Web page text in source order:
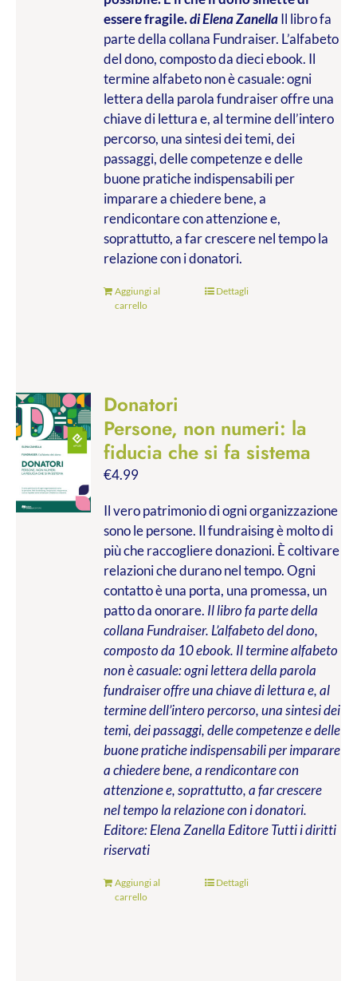
essere fragile.di Elena ZanellaIl libro fa
parte della collana Fundraiser. L’alfabeto
del dono, composto da dieci ebook. Il
termine alfabeto non è casuale: ogni
lettera della parola fundraiser offre una
chiave di lettura e, al termine dell’intero
percorso, una sintesi dei temi, dei
passaggi, delle competenze e delle
buone pratiche indispensabili per
imparare a chiedere bene, a
rendicontare con attenzione e,
soprattutto, a far crescere nel tempo la
relazione con i donatori.
Aggiungi al
carrello
Dettagli
Donatori
Persone, non numeri: la
fiducia che si fa sistema
€4.99
Il vero patrimonio di ogni organizzazione
sono le persone. Il fundraising è molto di
più che raccogliere donazioni. È coltivare
relazioni che durano nel tempo. Ogni
contatto è una porta, una promessa, un
patto da onorare. Il libro fa parte della
collana Fundraiser. L’alfabeto del dono,
composto da 10 ebook. Il termine alfabeto
non è casuale: ogni lettera della parola
fundraiser offre una chiave di lettura e, al
termine dell’intero percorso, una sintesi dei
temi, dei passaggi, delle competenze e delle
buone pratiche indispensabili per imparare
a chiedere bene, a rendicontare con
attenzione e, soprattutto, a far crescere
nel tempo la relazione con i donatori.
Editore: Elena Zanella EditoreTutti i diritti
riservati
Aggiungi al
carrello
Dettagli